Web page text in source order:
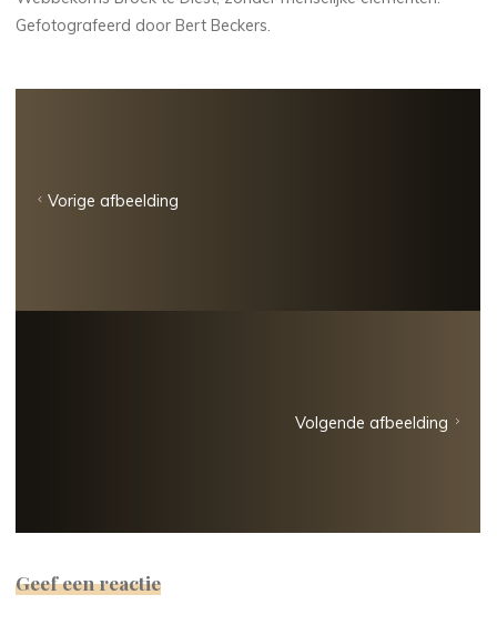
Gefotografeerd door Bert Beckers.
Vorige afbeelding
Volgende afbeelding
Geef een reactie